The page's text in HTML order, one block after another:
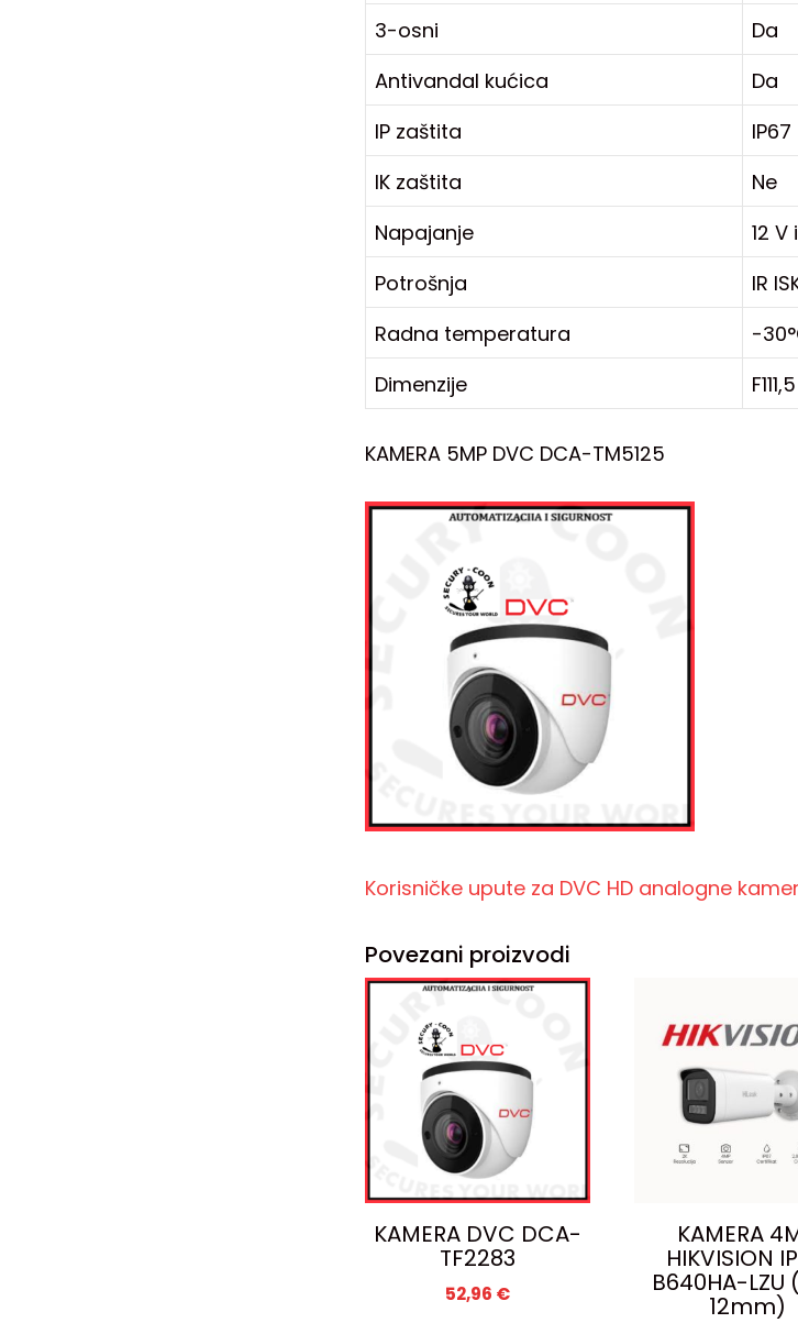
3-osni
Da
Antivandal kućica
Da
IP zaštita
IP67
IK zaštita
Ne
Napajanje
12
Potrošnja
IR
Radna temperatura
-
Dimenzije
KAMERA 5MP DVC DCA-TM5125
Korisničke upute za DVC HD analogne
Povezani proizvodi
KAMERA DVC DCA-
TF2283
52,96 €
KAMERA
HIKVISION
B640HA-LZU
12mm)